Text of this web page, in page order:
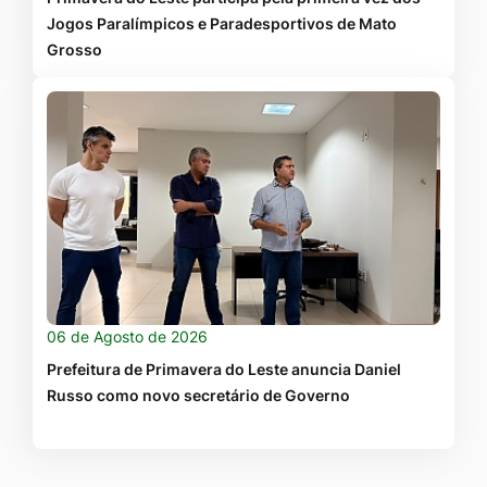
Jogos Paralímpicos e Paradesportivos de Mato
Grosso
06 de Agosto de 2026
Prefeitura de Primavera do Leste anuncia Daniel
Russo como novo secretário de Governo